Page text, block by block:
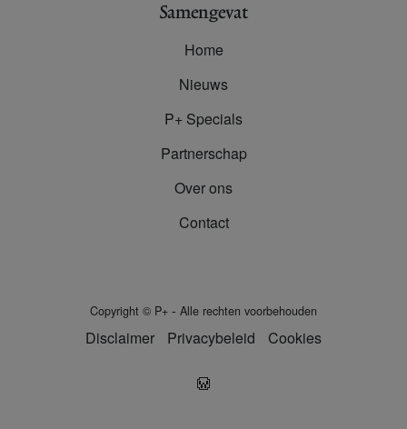
Samengevat
Home
Nieuws
P+ Specials
Partnerschap
Over ons
Contact
Copyright © P+ - Alle rechten voorbehouden
Disclaimer Privacybeleid Cookies